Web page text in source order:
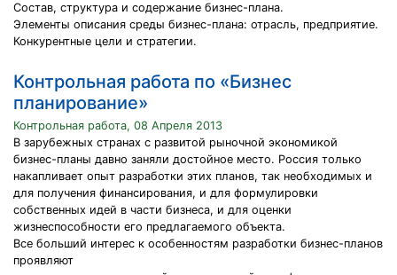
Состав, структура и содержание бизнес-плана.
Элементы описания среды бизнес-плана: отрасль, предприятие.
Конкурентные цели и стратегии.
Контрольная работа по «Бизнес
планирование»
Контрольная работа, 08 Апреля 2013
В зарубежных странах с развитой рыночной экономикой
бизнес-планы давно заняли достойное место. Россия только
накапливает опыт разработки этих планов, так необходимых и
для получения финансирования, и для формулировки
собственных идей в части бизнеса, и для оценки
жизнеспособности его предлагаемого объекта.
Все больший интерес к особенностям разработки бизнес-планов
проявляют